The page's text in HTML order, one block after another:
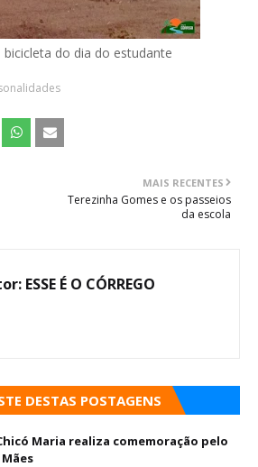
bicicleta do dia do estudante
MAIS RECENTES
Terezinha Gomes e os passeios
da escola
ESSE É O CÓRREGO
DESTAS POSTAGENS
Maria realiza comemoração pelo